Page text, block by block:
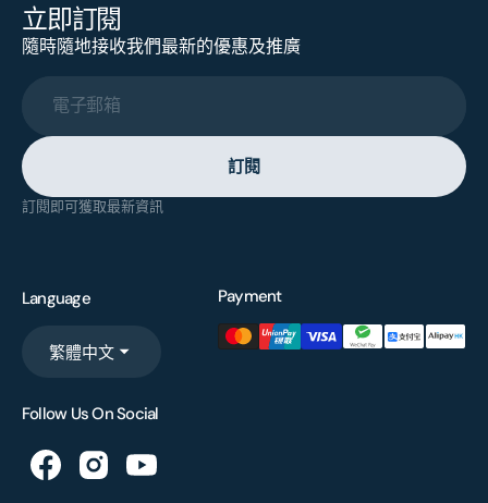
立即訂閱
隨時隨地接收我們最新的優惠及推廣
電子郵箱
訂閱
訂閱即可獲取最新資訊
Language
繁體中文
Payment
Follow Us On Social